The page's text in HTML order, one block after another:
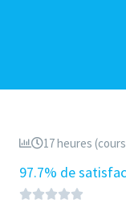
17 heures
97.7% de